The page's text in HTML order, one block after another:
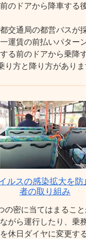
のドアから降車する
交通局の都営バスが
運賃の前払いパター
る前のドアから乗降
り方と降り方がありま
ルスの感染拡大を
者の取り組み
の密に当てはまるこ
がら運行したり、乗
休日ダイヤに変更す